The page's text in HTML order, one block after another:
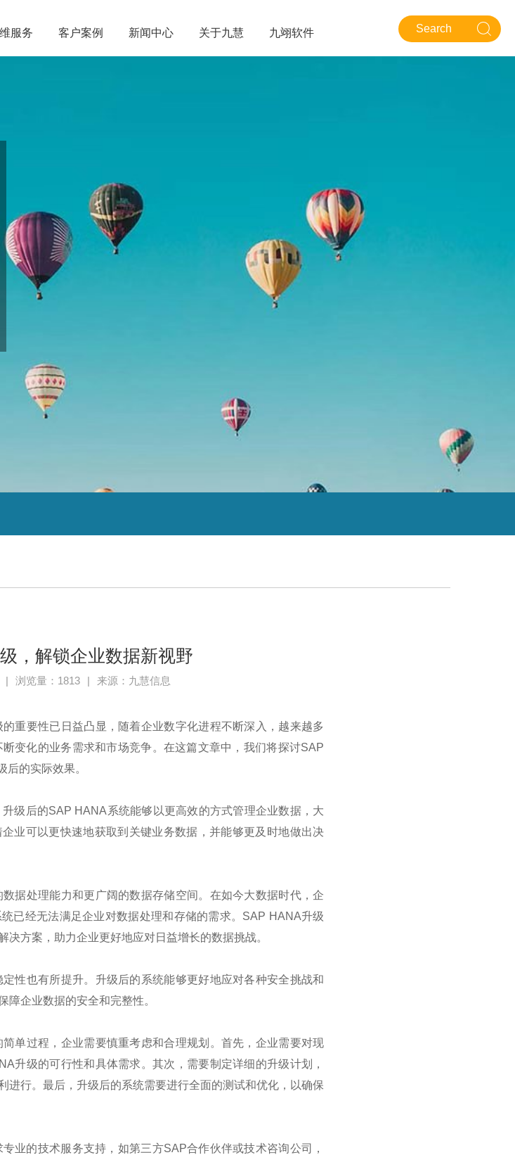
服务 客户案例 新闻中心 关于九慧 九翊软件
，解锁企业数据新视野
| 浏览量：1813 | 来源：九慧信息
重要性已日益凸显，随着企业数字化进程不断深入，越来越多
变化的业务需求和市场竞争。在这篇文章中，我们将探讨SAP
的实际效果。
级后的SAP HANA系统能够以更高效的方式管理企业数据，大
业可以更快速地获取到关键业务数据，并能够更及时地做出决
据处理能力和更广阔的数据存储空间。在如今大数据时代，企
已经无法满足企业对数据处理和存储的需求。SAP HANA升级
方案，助力企业更好地应对日益增长的数据挑战。
性也有所提升。升级后的系统能够更好地应对各种安全挑战和
障企业数据的安全和完整性。
单过程，企业需要慎重考虑和合理规划。首先，企业需要对现
升级的可行性和具体需求。其次，需要制定详细的升级计划，
进行。最后，升级后的系统需要进行全面的测试和优化，以确保
业的技术服务支持，如第三方SAP合作伙伴或技术咨询公司，